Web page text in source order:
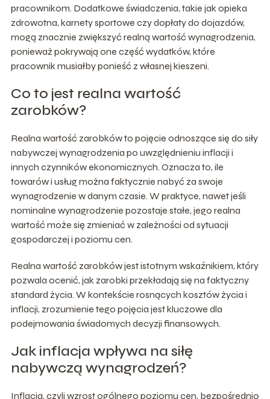
pracownikom. Dodatkowe świadczenia, takie jak opieka
zdrowotna, karnety sportowe czy dopłaty do dojazdów,
mogą znacznie zwiększyć realną wartość wynagrodzenia,
ponieważ pokrywają one część wydatków, które
pracownik musiałby ponieść z własnej kieszeni.
Co to jest realna wartość
zarobków?
Realna wartość zarobków to pojęcie odnoszące się do siły
nabywczej wynagrodzenia po uwzględnieniu inflacji i
innych czynników ekonomicznych. Oznacza to, ile
towarów i usług można faktycznie nabyć za swoje
wynagrodzenie w danym czasie. W praktyce, nawet jeśli
nominalne wynagrodzenie pozostaje stałe, jego realna
wartość może się zmieniać w zależności od sytuacji
gospodarczej i poziomu cen.
Realna wartość zarobków jest istotnym wskaźnikiem, który
pozwala ocenić, jak zarobki przekładają się na faktyczny
standard życia. W kontekście rosnących kosztów życia i
inflacji, zrozumienie tego pojęcia jest kluczowe dla
podejmowania świadomych decyzji finansowych.
Jak inflacja wpływa na siłę
nabywczą wynagrodzeń?
Inflacja, czyli wzrost ogólnego poziomu cen, bezpośrednio